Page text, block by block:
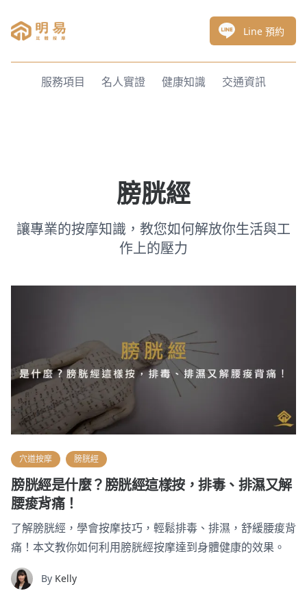
明易足體按摩 Line 預約
服務項目 名人實證 健康知識 交通資訊
膀胱經
讓專業的按摩知識，教您如何解放你生活與工
作上的壓力
穴道按摩 膀胱經
膀胱經是什麼？膀胱經這樣按，排毒、排濕又解
腰痠背痛！
了解膀胱經，學會按摩技巧，輕鬆排毒、排濕，舒緩腰痠背
痛！本文教你如何利用膀胱經按摩達到身體健康的效果。
By Kelly